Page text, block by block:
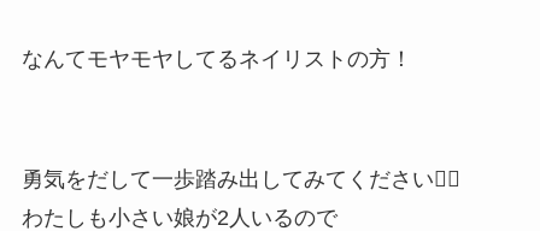
なんてモヤモヤしてるネイリストの方！
勇気をだして一歩踏み出してみてください❤️‍🔥
わたしも小さい娘が2人いるので